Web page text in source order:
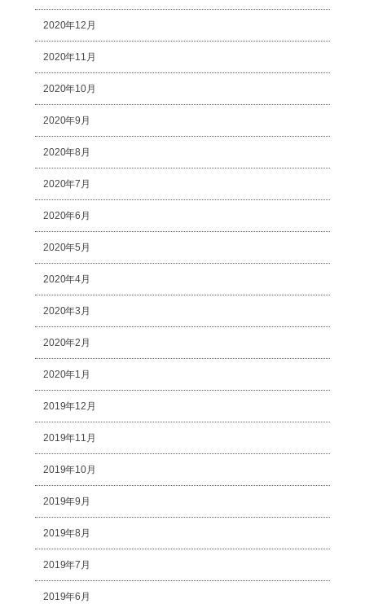
2020年12月
2020年11月
2020年10月
2020年9月
2020年8月
2020年7月
2020年6月
2020年5月
2020年4月
2020年3月
2020年2月
2020年1月
2019年12月
2019年11月
2019年10月
2019年9月
2019年8月
2019年7月
2019年6月